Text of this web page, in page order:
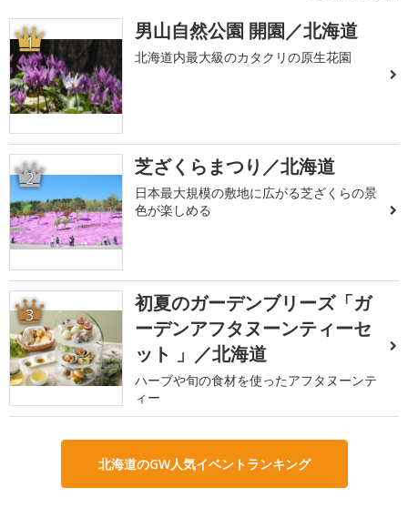
1 男山自然公園 開園／北海道
北海道内最大級のカタクリの原生花園
2 芝ざくらまつり／北海道
日本最大規模の敷地に広がる芝ざくらの景
色が楽しめる
3
初夏のガーデンブリーズ「ガ
ーデンアフタヌーンティーセ
ット 」／北海道
ハーブや旬の食材を使ったアフタヌーンテ
ィー
北海道のGW人気イベントランキング